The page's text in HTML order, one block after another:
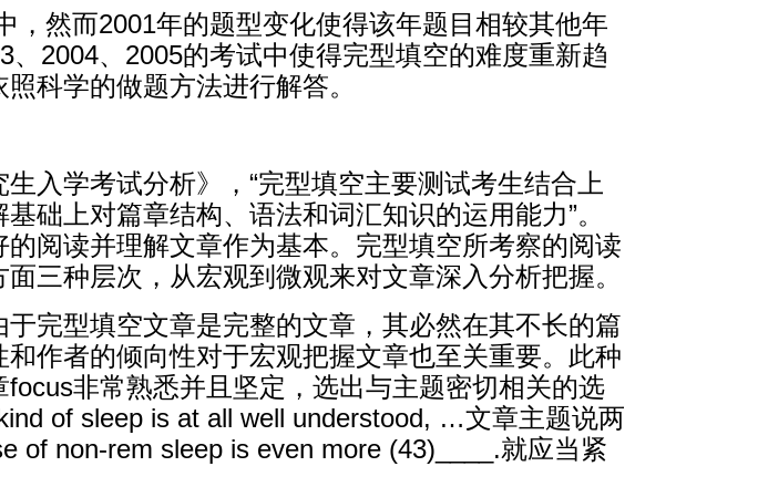
，然而2001年的题型变化使得该年题目相较其他年
2004、2005的考试中使得完型填空的难度重新趋
科学的做题方法进行解答。
入学考试分析》，“完型填空主要测试考生结合上
础上对篇章结构、语法和词汇知识的运用能力”。
阅读并理解文章作为基本。完型填空所考察的阅读
三种层次，从宏观到微观来对文章深入分析把握。
完型填空文章是完整的文章，其必然在其不长的篇
作者的倾向性对于宏观把握文章也至关重要。此种
非常熟悉并且坚定，选出与主题密切相关的选
of sleep is at all well understood, …文章主题说两
of non-rem sleep is even more (43)____.就应当紧